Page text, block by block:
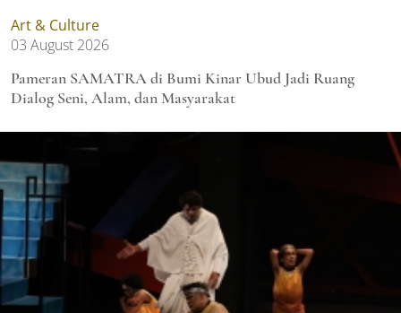
Art & Culture
03 August 2026
Pameran SAMATRA di Bumi Kinar Ubud Jadi Ruang
Dialog Seni, Alam, dan Masyarakat